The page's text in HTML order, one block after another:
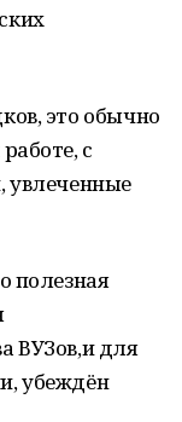
это обычно
с
увлеченные
полезная
ВУЗов,и для
убеждён